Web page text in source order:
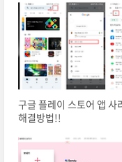
구글 플레이 스토어 앱 사
해결방법!!